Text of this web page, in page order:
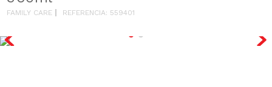
FAMILY CARE REFERENCIA: 559401